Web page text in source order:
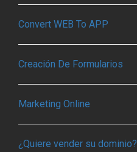
Convert WEB To APP
Creación De Formularios
Marketing Online
¿Quiere vender su dominio?